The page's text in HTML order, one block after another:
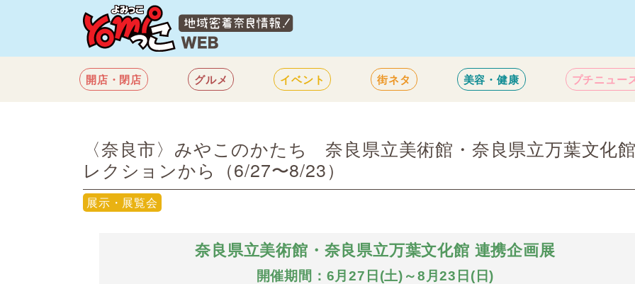
開店・閉店 グルメ イベント 街ネタ 美容・健康 プチニュー
〈奈良市〉みやこのかたち 奈良県立美術館・奈良県立万葉文化
レクションから（6/27〜8/23）
展示・展覧会
奈良県立美術館・奈良県立万葉文化館 連携企画展
開催期間：6月27日(土)～8月23日(日)